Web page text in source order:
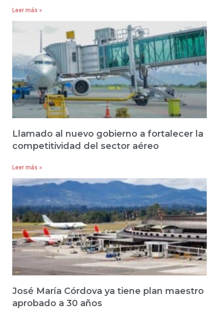
Leer más »
Llamado al nuevo gobierno a fortalecer la
competitividad del sector aéreo
Leer más »
José María Córdova ya tiene plan maestro
aprobado a 30 años